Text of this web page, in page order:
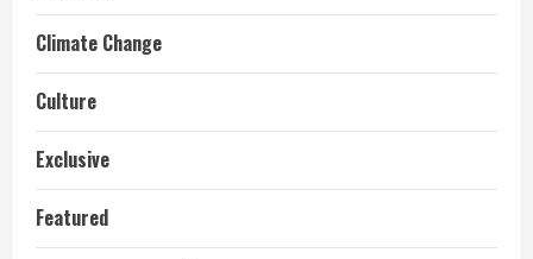
Climate Change
Culture
Exclusive
Featured